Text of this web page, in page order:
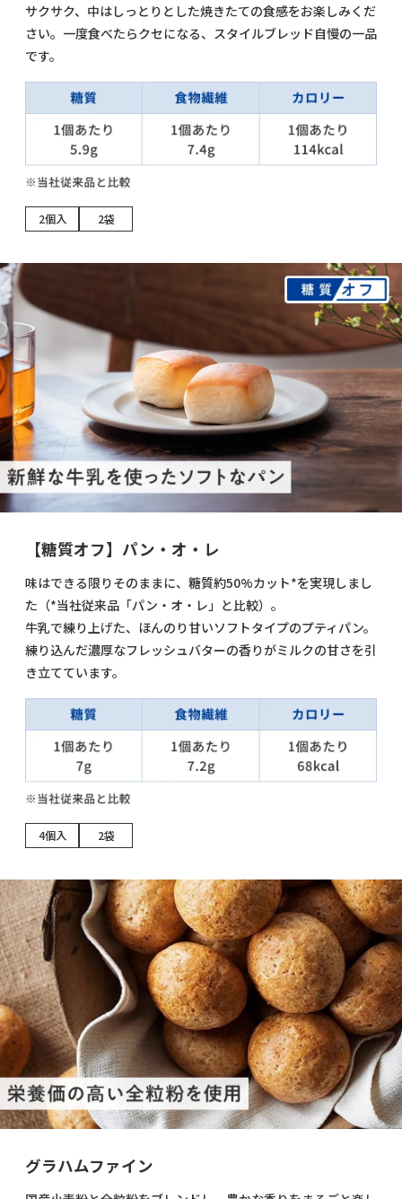
サクサク、中はしっとりとした焼きたての食感をお楽しみくだ
さい。一度食べたらクセになる、スタイルブレッド自慢の一品
です。
2個入 2袋
【糖質オフ】パン・オ・レ
味はできる限りそのままに、糖質約50%カット*を実現しまし
た（*当社従来品「パン・オ・レ」と比較）。
牛乳で練り上げた、ほんのり甘いソフトタイプのプティパン。
練り込んだ濃厚なフレッシュバターの香りがミルクの甘さを引
き立てています。
4個入 2袋
グラハムファイン